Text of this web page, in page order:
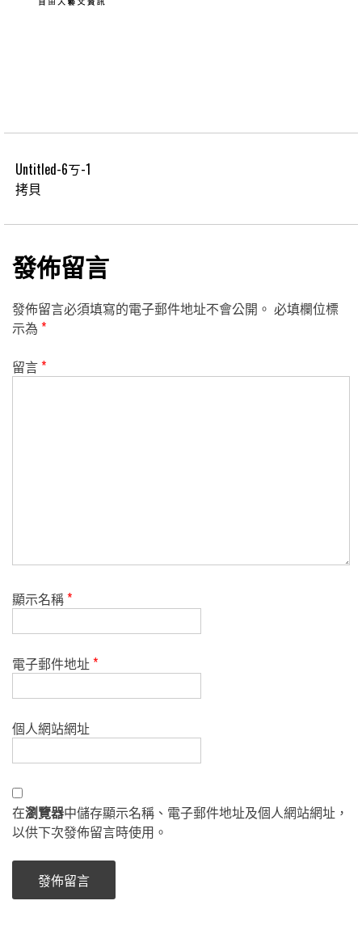
Untitled-6ㄎ-1
拷貝
發佈留言
發佈留言必須填寫的電子郵件地址不會公開。 必填欄位標
示為 *
留言*
顯示名稱*
電子郵件地址*
個人網站網址
在瀏覽器中儲存顯示名稱、電子郵件地址及個人網站網址，
以供下次發佈留言時使用。